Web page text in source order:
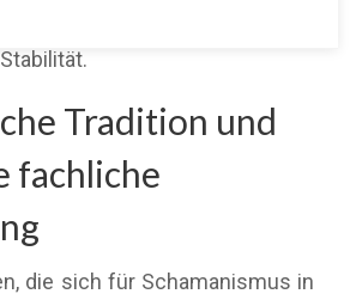
Tradition und
fachliche
die sich für Schamanismus in